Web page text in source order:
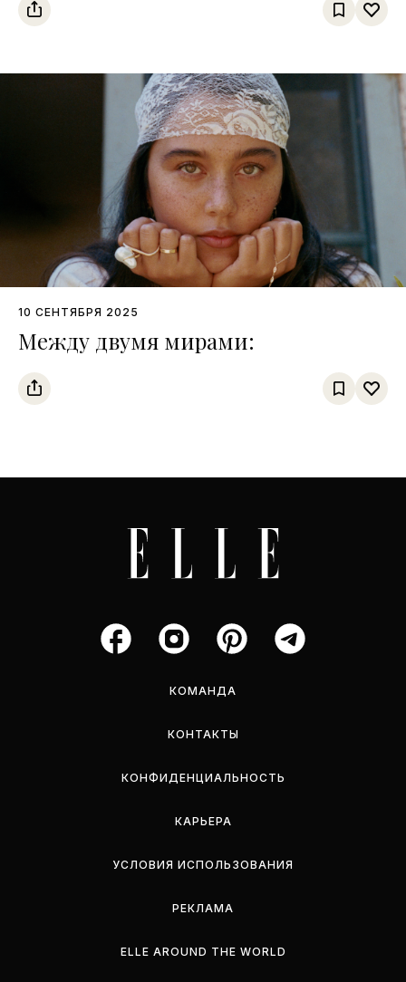
10 СЕНТЯБРЯ 2025
Между двумя мирами:
КОМАНДА
КОНТАКТЫ
КОНФИДЕНЦИАЛЬНОСТЬ
КАРЬЕРА
УСЛОВИЯ ИСПОЛЬЗОВАНИЯ
РЕКЛАМА
ELLE AROUND THE WORLD